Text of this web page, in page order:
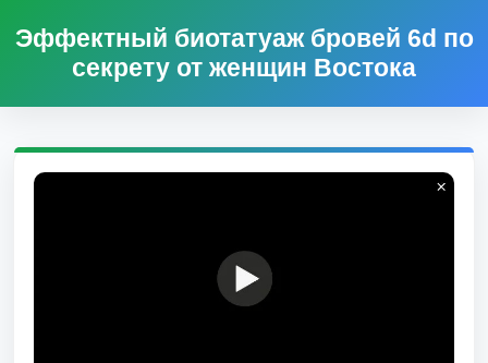
Эффектный биотатуаж бровей 6d по
секрету от женщин Востока